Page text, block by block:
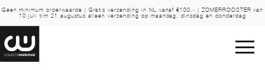
Geen minimum orderwaarde | Gratis verzending in NL vanaf €100,- | ZOMERROOSTER van
10 juli t/m 21 augustus alleen verzending op maandag, dinsdag en donderdag